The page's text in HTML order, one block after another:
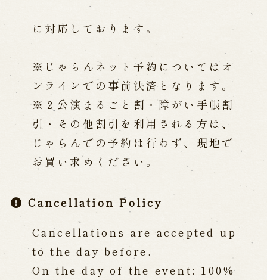
に対応しております。
※じゃらんネット予約についてはオ
ンラインでの事前決済となります。
※２公演まるごと割・障がい手帳割
引・その他割引を利用される方は、
じゃらんでの予約は行わず、現地で
お買い求めください。
Cancellation Policy
Cancellations are accepted up
to the day before.
On the day of the event: 100%